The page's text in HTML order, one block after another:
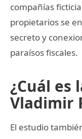
compañías
propietarios se
secreto y
paraísos fiscales.
¿Cuál es
Vladimir
El estudio